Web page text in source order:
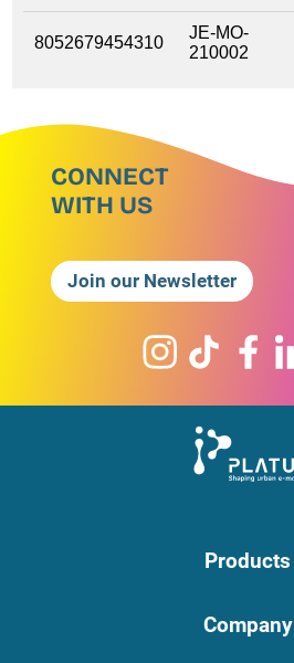
8052679454310
JE-MO-
210002
CONNECT
WITH US
Join our Newsletter
Products
Company